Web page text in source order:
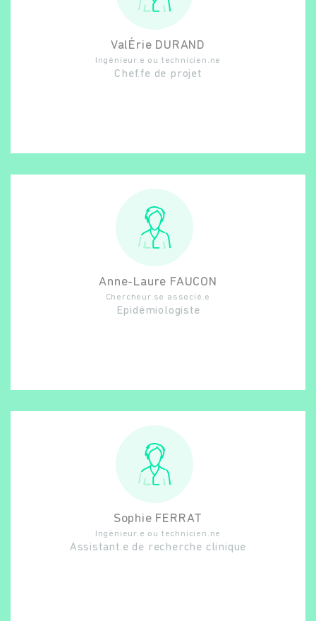
ValÉrie DURAND
Ingénieur.e ou technicien.ne
Chef.fe de projet
Anne-Laure FAUCON
Chercheur.se associé.e
Epidémiologiste
Sophie FERRAT
Ingénieur.e ou technicien.ne
Assistant.e de recherche clinique